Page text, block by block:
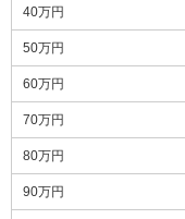
40万円
50万円
60万円
70万円
80万円
90万円